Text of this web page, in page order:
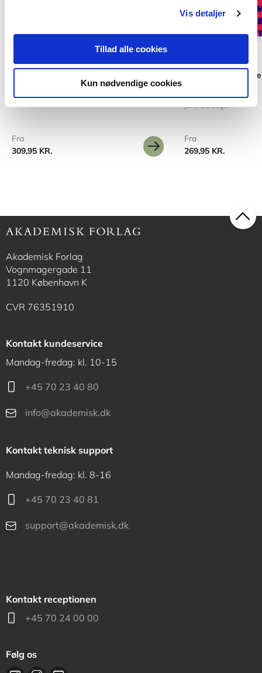
Vis detaljer
Tillad alle cookies
Kun nødvendige cookies
Fra
309,95 KR.
Videnskabsteori -
Jens Guldager
Fra
269,95 KR.
Akademisk Forlag
Vognmagergade 11
1120 København K
CVR 76351910
Kontakt kundeservice
Mandag-fredag: kl. 10-15
+45 70 23 40 80
info@akademisk.dk
Kontakt teknisk support
Mandag-fredag: kl. 8-16
+45 70 23 40 81
support@akademisk.dk
Kontakt receptionen
+45 70 24 00 00
Følg os